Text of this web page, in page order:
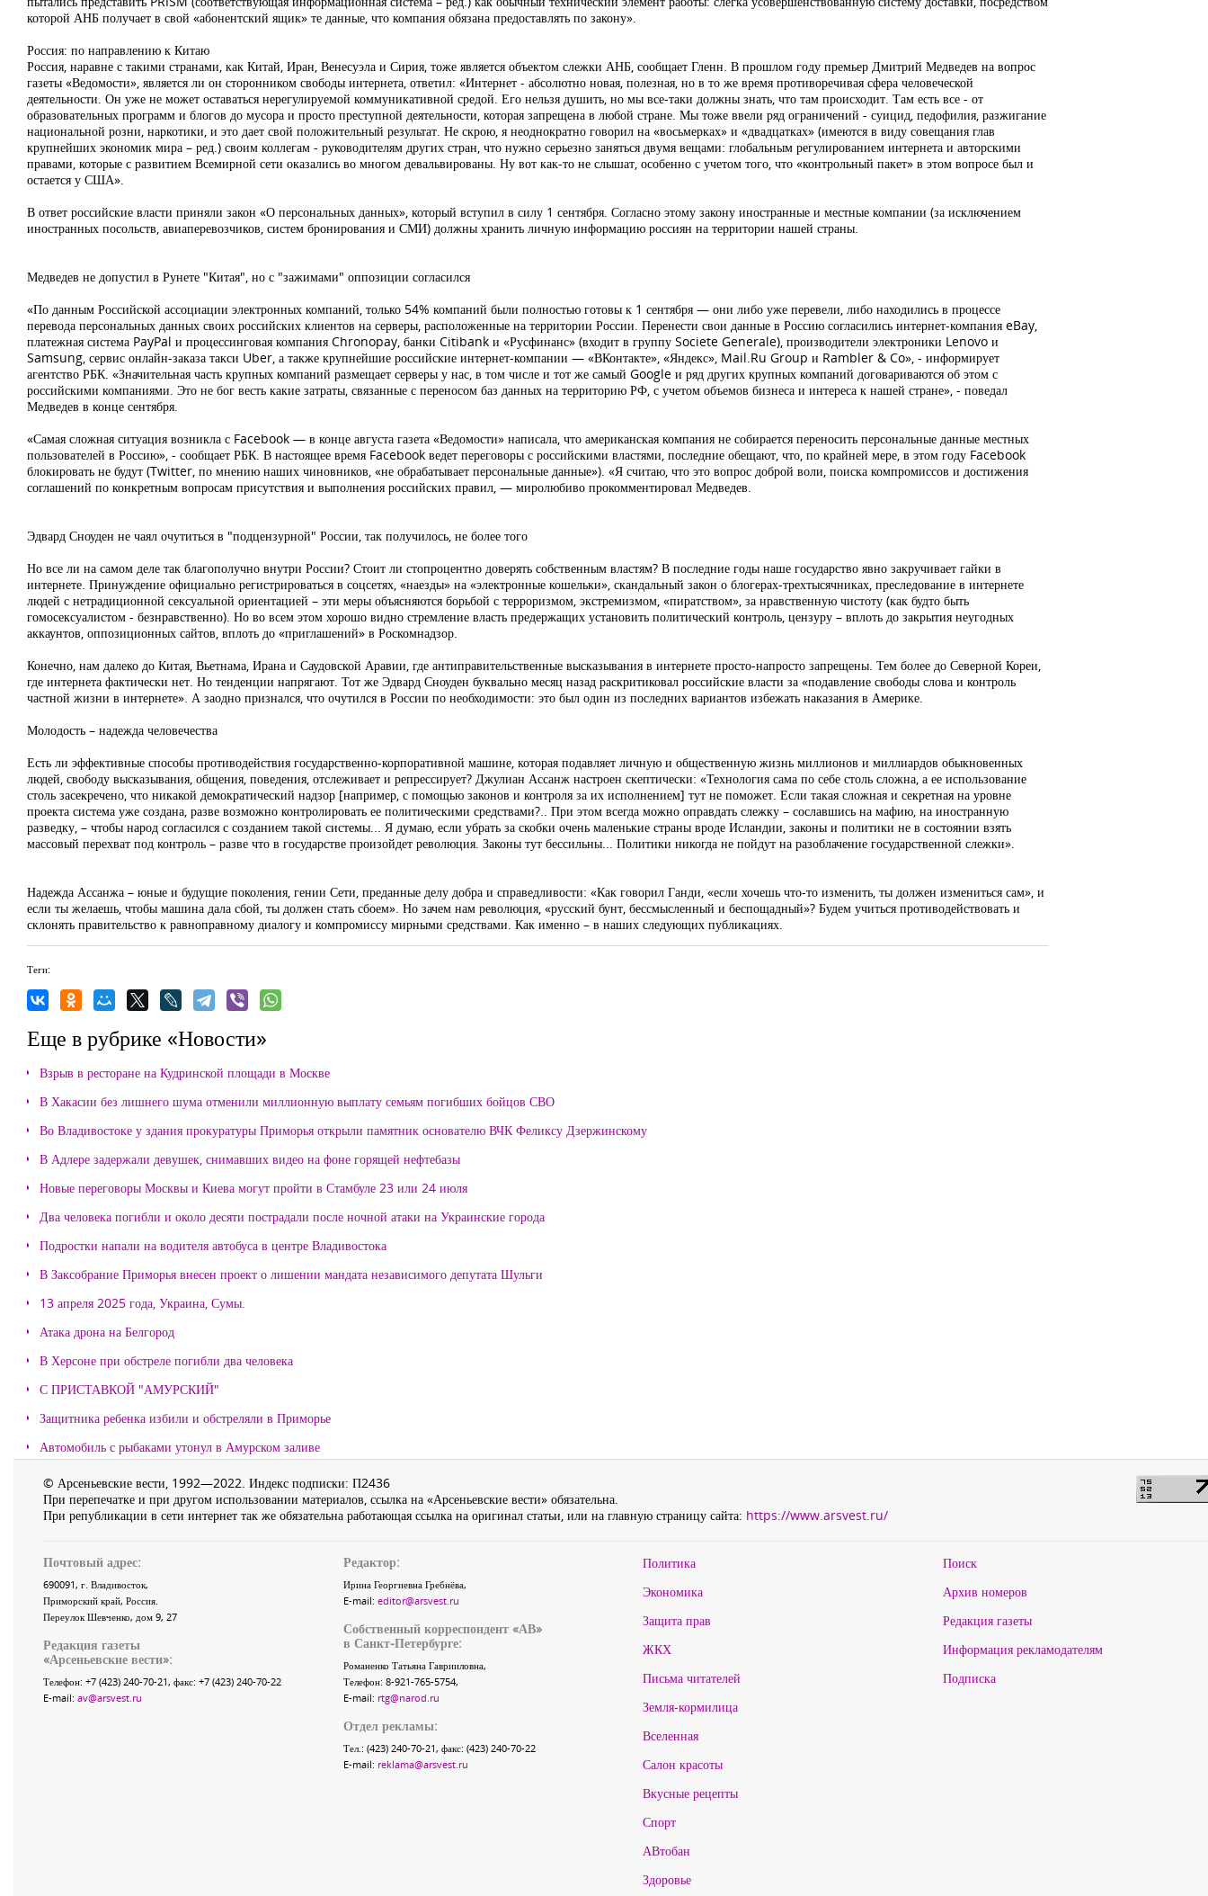
которой АНБ получает в свой «абонентский ящик» те данные, что компания обязана предоставлять по закону».
Россия: по направлению к Китаю
Россия, наравне с такими странами, как Китай, Иран, Венесуэла и Сирия, тоже является объектом слежки АНБ, сообщает Гленн. В прошлом году премьер Дмитрий Медведев на вопрос
газеты «Ведомости», является ли он сторонником свободы интернета, ответил: «Интернет - абсолютно новая, полезная, но в то же время противоречивая сфера человеческой
деятельности. Он уже не может оставаться нерегулируемой коммуникативной средой. Его нельзя душить, но мы все-таки должны знать, что там происходит. Там есть все - от
образовательных программ и блогов до мусора и просто преступной деятельности, которая запрещена в любой стране. Мы тоже ввели ряд ограничений - суицид, педофилия, разжигание
национальной розни, наркотики, и это дает свой положительный результат. Не скрою, я неоднократно говорил на «восьмерках» и «двадцатках» (имеются в виду совещания глав
крупнейших экономик мира – ред.) своим коллегам - руководителям других стран, что нужно серьезно заняться двумя вещами: глобальным регулированием интернета и авторскими
правами, которые с развитием Всемирной сети оказались во многом девальвированы. Ну вот как-то не слышат, особенно с учетом того, что «контрольный пакет» в этом вопросе был и
остается у США».
В ответ российские власти приняли закон «О персональных данных», который вступил в силу 1 сентября. Согласно этому закону иностранные и местные компании (за исключением
иностранных посольств, авиаперевозчиков, систем бронирования и СМИ) должны хранить личную информацию россиян на территории нашей страны.
Медведев не допустил в Рунете "Китая", но с "зажимами" оппозиции согласился
«По данным Российской ассоциации электронных компаний, только 54% компаний были полностью готовы к 1 сентября — они либо уже перевели, либо находились в процессе
перевода персональных данных своих российских клиентов на серверы, расположенные на территории России. Перенести свои данные в Россию согласились интернет-компания eBay,
платежная система PayPal и процессинговая компания Chronopay, банки Citibank и «Русфинанс» (входит в группу Societe Generale), производители электроники Lenovo и
Samsung, сервис онлайн-заказа такси Uber, а также крупнейшие российские интернет-компании — «ВКонтакте», «Яндекс», Mail.Ru Group и Rambler & Co», - информирует
агентство РБК. «Значительная часть крупных компаний размещает серверы у нас, в том числе и тот же самый Google и ряд других крупных компаний договариваются об этом с
российскими компаниями. Это не бог весть какие затраты, связанные с переносом баз данных на территорию РФ, с учетом объемов бизнеса и интереса к нашей стране», - поведал
Медведев в конце сентября.
«Самая сложная ситуация возникла с Facebook — в конце августа газета «Ведомости» написала, что американская компания не собирается переносить персональные данные местных
пользователей в Россию», - сообщает РБК. В настоящее время Facebook ведет переговоры с российскими властями, последние обещают, что, по крайней мере, в этом году Facebook
блокировать не будут (Twitter, по мнению наших чиновников, «не обрабатывает персональные данные»). «Я считаю, что это вопрос доброй воли, поиска компромиссов и достижения
соглашений по конкретным вопросам присутствия и выполнения российских правил, — миролюбиво прокомментировал Медведев.
Эдвард Сноуден не чаял очутиться в "подцензурной" России, так получилось, не более того
Но все ли на самом деле так благополучно внутри России? Стоит ли стопроцентно доверять собственным властям? В последние годы наше государство явно закручивает гайки в
интернете. Принуждение официально регистрироваться в соцсетях, «наезды» на «электронные кошельки», скандальный закон о блогерах-трехтысячниках, преследование в интернете
людей с нетрадиционной сексуальной ориентацией – эти меры объясняются борьбой с терроризмом, экстремизмом, «пиратством», за нравственную чистоту (как будто быть
гомосексуалистом - безнравственно). Но во всем этом хорошо видно стремление власть предержащих установить политический контроль, цензуру – вплоть до закрытия неугодных
аккаунтов, оппозиционных сайтов, вплоть до «приглашений» в Роскомнадзор.
Конечно, нам далеко до Китая, Вьетнама, Ирана и Саудовской Аравии, где антиправительственные высказывания в интернете просто-напросто запрещены. Тем более до Северной Кореи,
где интернета фактически нет. Но тенденции напрягают. Тот же Эдвард Сноуден буквально месяц назад раскритиковал российские власти за «подавление свободы слова и контроль
частной жизни в интернете». А заодно признался, что очутился в России по необходимости: это был один из последних вариантов избежать наказания в Америке.
Молодость – надежда человечества
Есть ли эффективные способы противодействия государственно-корпоративной машине, которая подавляет личную и общественную жизнь миллионов и миллиардов обыкновенных
людей, свободу высказывания, общения, поведения, отслеживает и репрессирует? Джулиан Ассанж настроен скептически: «Технология сама по себе столь сложна, а ее использование
столь засекречено, что никакой демократический надзор [например, с помощью законов и контроля за их исполнением] тут не поможет. Если такая сложная и секретная на уровне
проекта система уже создана, разве возможно контролировать ее политическими средствами?.. При этом всегда можно оправдать слежку – сославшись на мафию, на иностранную
разведку, – чтобы народ согласился с созданием такой системы... Я думаю, если убрать за скобки очень маленькие страны вроде Исландии, законы и политики не в состоянии взять
массовый перехват под контроль – разве что в государстве произойдет революция. Законы тут бессильны... Политики никогда не пойдут на разоблачение государственной слежки».
Надежда Ассанжа – юные и будущие поколения, гении Сети, преданные делу добра и справедливости: «Как говорил Ганди, «если хочешь что-то изменить, ты должен измениться сам», и
если ты желаешь, чтобы машина дала сбой, ты должен стать сбоем». Но зачем нам революция, «русский бунт, бессмысленный и беспощадный»? Будем учиться противодействовать и
склонять правительство к равноправному диалогу и компромиссу мирными средствами. Как именно – в наших следующих публикациях.
Теги:
Еще в рубрике «Новости»
Взрыв в ресторане на Кудринской площади в Москве
В Хакасии без лишнего шума отменили миллионную выплату семьям погибших бойцов СВО
Во Владивостоке у здания прокуратуры Приморья открыли памятник основателю ВЧК Феликсу Дзержинскому
В Адлере задержали девушек, снимавших видео на фоне горящей нефтебазы
Новые переговоры Москвы и Киева могут пройти в Стамбуле 23 или 24 июля
Два человека погибли и около десяти пострадали после ночной атаки на Украинские города
Подростки напали на водителя автобуса в центре Владивостока
В Заксобрание Приморья внесен проект о лишении мандата независимого депутата Шульги
13 апреля 2025 года, Украина, Сумы.
Атака дрона на Белгород
В Херсоне при обстреле погибли два человека
С ПРИСТАВКОЙ "АМУРСКИЙ"
Защитника ребенка избили и обстреляли в Приморье
Автомобиль с рыбаками утонул в Амурском заливе
© Арсеньевские вести, 1992—2022. Индекс подписки: П2436
При перепечатке и при другом использовании материалов, ссылка на «Арсеньевские вести» обязательна.
При републикации в сети интернет так же обязательна работающая ссылка на оригинал статьи, или на главную страницу сайта: https://www.arsvest.ru/
Почтовый адрес:
690091, г. Владивосток,
Приморский край, Россия.
Переулок Шевченко, дом 9, 27
Редакция газеты
«Арсеньевские вести»:
Телефон: +7 (423) 240-70-21, факс: +7 (423) 240-70-22
E-mail: av@arsvest.ru
Редактор:
Ирина Георгиевна Гребнёва,
E-mail: editor@arsvest.ru
Собственный корреспондент «АВ»
в Санкт-Петербурге:
Романенко Татьяна Гаврииловна,
Телефон: 8-921-765-5754,
E-mail: rtg@narod.ru
Отдел рекламы:
Тел.: (423) 240-70-21, факс: (423) 240-70-22
E-mail: reklama@arsvest.ru
Политика
Экономика
Защита прав
ЖКХ
Письма читателей
Земля-кормилица
Вселенная
Салон красоты
Вкусные рецепты
Спорт
АВтобан
Здоровье
Поиск
Архив номеров
Редакция газеты
Информация рекламодателям
Подписка